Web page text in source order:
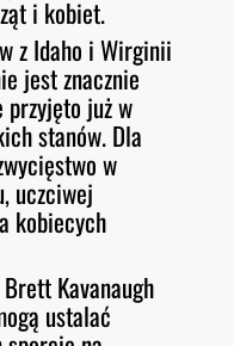
i kobiet.
z Idaho i Wirginii
jest znacznie
przyjęto już w
stanów. Dla
w
uczciwej
kobiecych
Kavanaugh
ustalać